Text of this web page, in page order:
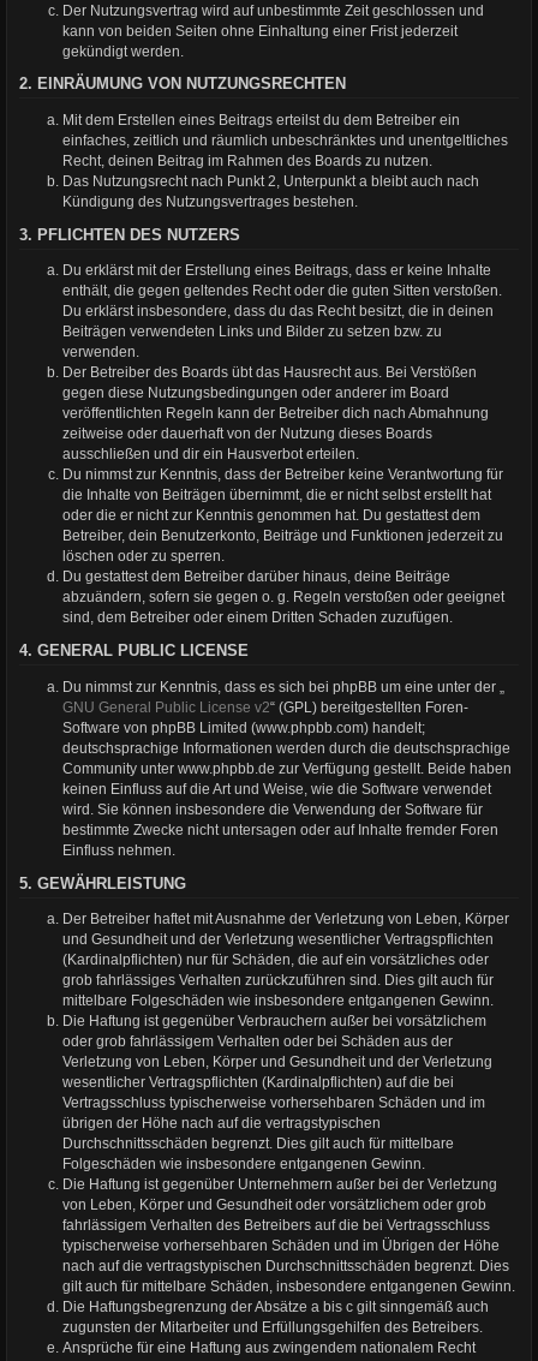
Der Nutzungsvertrag wird auf unbestimmte Zeit geschlossen und
kann von beiden Seiten ohne Einhaltung einer Frist jederzeit
gekündigt werden.
2. EINRÄUMUNG VON NUTZUNGSRECHTEN
Mit dem Erstellen eines Beitrags erteilst du dem Betreiber ein
einfaches, zeitlich und räumlich unbeschränktes und unentgeltliches
Recht, deinen Beitrag im Rahmen des Boards zu nutzen.
Das Nutzungsrecht nach Punkt 2, Unterpunkt a bleibt auch nach
Kündigung des Nutzungsvertrages bestehen.
3. PFLICHTEN DES NUTZERS
Du erklärst mit der Erstellung eines Beitrags, dass er keine Inhalte
enthält, die gegen geltendes Recht oder die guten Sitten verstoßen.
Du erklärst insbesondere, dass du das Recht besitzt, die in deinen
Beiträgen verwendeten Links und Bilder zu setzen bzw. zu
verwenden.
Der Betreiber des Boards übt das Hausrecht aus. Bei Verstößen
gegen diese Nutzungsbedingungen oder anderer im Board
veröffentlichten Regeln kann der Betreiber dich nach Abmahnung
zeitweise oder dauerhaft von der Nutzung dieses Boards
ausschließen und dir ein Hausverbot erteilen.
Du nimmst zur Kenntnis, dass der Betreiber keine Verantwortung für
die Inhalte von Beiträgen übernimmt, die er nicht selbst erstellt hat
oder die er nicht zur Kenntnis genommen hat. Du gestattest dem
Betreiber, dein Benutzerkonto, Beiträge und Funktionen jederzeit zu
löschen oder zu sperren.
Du gestattest dem Betreiber darüber hinaus, deine Beiträge
abzuändern, sofern sie gegen o. g. Regeln verstoßen oder geeignet
sind, dem Betreiber oder einem Dritten Schaden zuzufügen.
4. GENERAL PUBLIC LICENSE
Du nimmst zur Kenntnis, dass es sich bei phpBB um eine unter der „
GNU General Public License v2“ (GPL) bereitgestellten Foren-
Software von phpBB Limited (www.phpbb.com) handelt;
deutschsprachige Informationen werden durch die deutschsprachige
Community unter www.phpbb.de zur Verfügung gestellt. Beide haben
keinen Einfluss auf die Art und Weise, wie die Software verwendet
wird. Sie können insbesondere die Verwendung der Software für
bestimmte Zwecke nicht untersagen oder auf Inhalte fremder Foren
Einfluss nehmen.
5. GEWÄHRLEISTUNG
Der Betreiber haftet mit Ausnahme der Verletzung von Leben, Körper
und Gesundheit und der Verletzung wesentlicher Vertragspflichten
(Kardinalpflichten) nur für Schäden, die auf ein vorsätzliches oder
grob fahrlässiges Verhalten zurückzuführen sind. Dies gilt auch für
mittelbare Folgeschäden wie insbesondere entgangenen Gewinn.
Die Haftung ist gegenüber Verbrauchern außer bei vorsätzlichem
oder grob fahrlässigem Verhalten oder bei Schäden aus der
Verletzung von Leben, Körper und Gesundheit und der Verletzung
wesentlicher Vertragspflichten (Kardinalpflichten) auf die bei
Vertragsschluss typischerweise vorhersehbaren Schäden und im
übrigen der Höhe nach auf die vertragstypischen
Durchschnittsschäden begrenzt. Dies gilt auch für mittelbare
Folgeschäden wie insbesondere entgangenen Gewinn.
Die Haftung ist gegenüber Unternehmern außer bei der Verletzung
von Leben, Körper und Gesundheit oder vorsätzlichem oder grob
fahrlässigem Verhalten des Betreibers auf die bei Vertragsschluss
typischerweise vorhersehbaren Schäden und im Übrigen der Höhe
nach auf die vertragstypischen Durchschnittsschäden begrenzt. Dies
gilt auch für mittelbare Schäden, insbesondere entgangenen Gewinn.
Die Haftungsbegrenzung der Absätze a bis c gilt sinngemäß auch
zugunsten der Mitarbeiter und Erfüllungsgehilfen des Betreibers.
Ansprüche für eine Haftung aus zwingendem nationalem Recht